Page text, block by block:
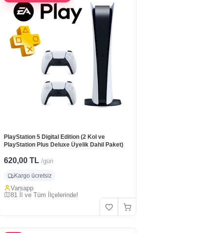
PlayStation 5 Digital Edition (2 Kol ve
PlayStation Plus Deluxe Üyelik Dahil Paket)
620,00 TL /gün
Kargo ücretsiz
Varsapp
81 İl ve Tüm İlçelerinde!